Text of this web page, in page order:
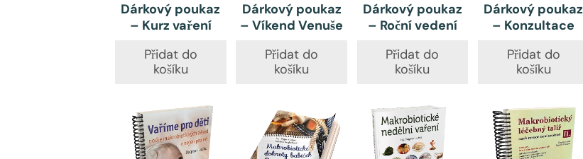
Dárkový poukaz
– Kurz vaření
Přidat do
košíku
Dárkový poukaz
– Víkend Venuše
Přidat do
košíku
Dárkový poukaz
– Roční vedení
Přidat do
košíku
Dárkový poukaz
– Konzultace
Přidat do
košíku